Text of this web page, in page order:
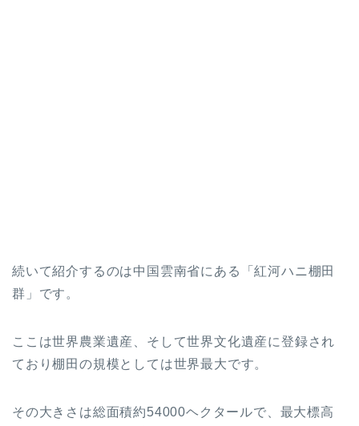
続いて紹介するのは中国雲南省にある「紅河ハニ棚田
群」です。
ここは世界農業遺産、そして世界文化遺産に登録され
ており棚田の規模としては世界最大です。
その大きさは総面積約54000ヘクタールで、最大標高